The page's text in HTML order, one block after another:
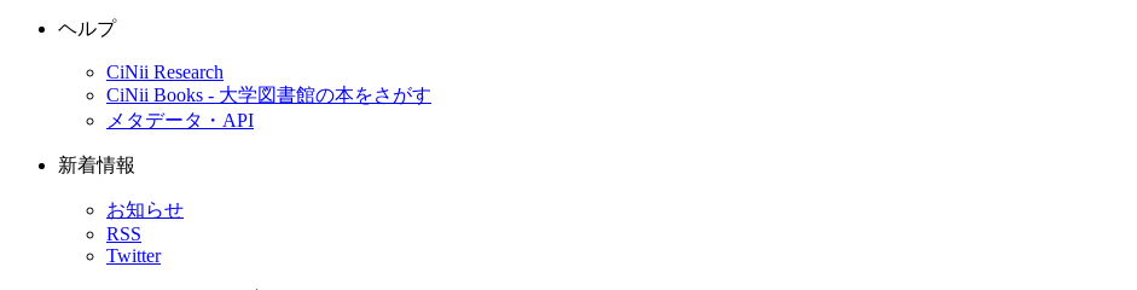
ヘルプ
CiNii Research
CiNii Books - 大学図書館の本をさがす
メタデータ・API
新着情報
お知らせ
RSS
Twitter